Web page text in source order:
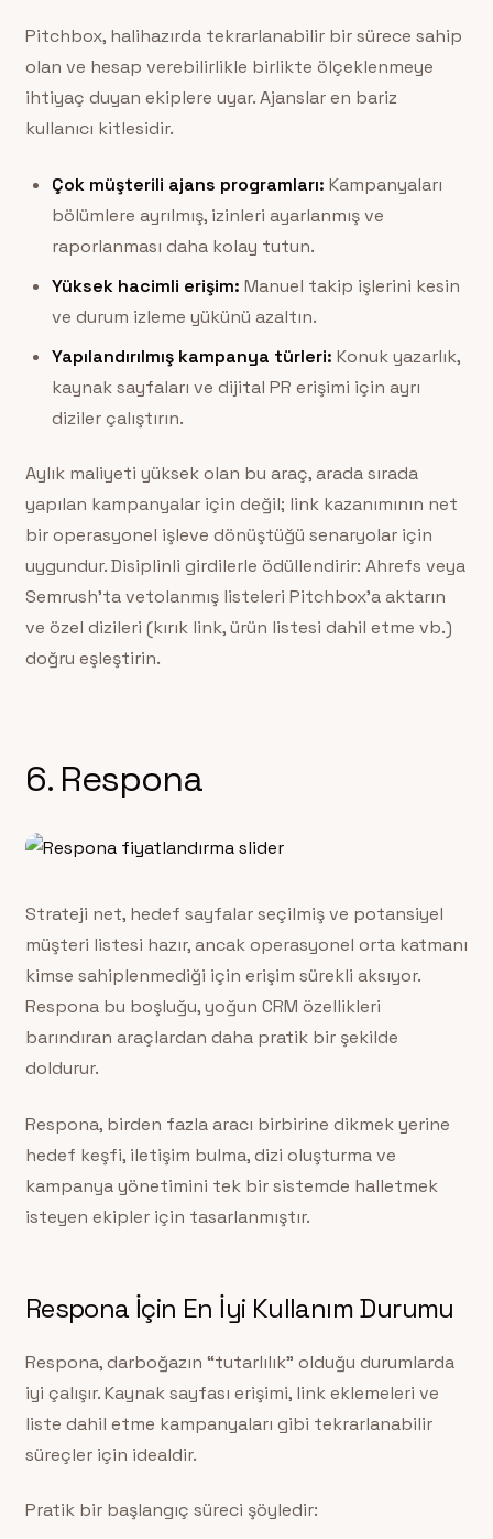
Pitchbox, halihazırda tekrarlanabilir bir sürece sahip
olan ve hesap verebilirlikle birlikte ölçeklenmeye
ihtiyaç duyan ekiplere uyar. Ajanslar en bariz
kullanıcı kitlesidir.
Çok müşterili ajans programları: Kampanyaları
bölümlere ayrılmış, izinleri ayarlanmış ve
raporlanması daha kolay tutun.
Yüksek hacimli erişim: Manuel takip işlerini kesin
ve durum izleme yükünü azaltın.
Yapılandırılmış kampanya türleri: Konuk yazarlık,
kaynak sayfaları ve dijital PR erişimi için ayrı
diziler çalıştırın.
Aylık maliyeti yüksek olan bu araç, arada sırada
yapılan kampanyalar için değil; link kazanımının net
bir operasyonel işleve dönüştüğü senaryolar için
uygundur. Disiplinli girdilerle ödüllendirir: Ahrefs veya
Semrush’ta vetolanmış listeleri Pitchbox’a aktarın
ve özel dizileri (kırık link, ürün listesi dahil etme vb.)
doğru eşleştirin.
6. Respona
Strateji net, hedef sayfalar seçilmiş ve potansiyel
müşteri listesi hazır, ancak operasyonel orta katmanı
kimse sahiplenmediği için erişim sürekli aksıyor.
Respona bu boşluğu, yoğun CRM özellikleri
barındıran araçlardan daha pratik bir şekilde
doldurur.
Respona, birden fazla aracı birbirine dikmek yerine
hedef keşfi, iletişim bulma, dizi oluşturma ve
kampanya yönetimini tek bir sistemde halletmek
isteyen ekipler için tasarlanmıştır.
Respona İçin En İyi Kullanım Durumu
Respona, darboğazın “tutarlılık” olduğu durumlarda
iyi çalışır. Kaynak sayfası erişimi, link eklemeleri ve
liste dahil etme kampanyaları gibi tekrarlanabilir
süreçler için idealdir.
Pratik bir başlangıç süreci şöyledir: